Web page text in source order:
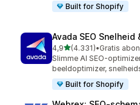
Built for Shopify
Avada SEO Snelheid
4,9van 5 sterren
(4.331)
4331 recensies in totaal
•
Slimme AI SEO-
beeldoptimizer,
Built for Shopify